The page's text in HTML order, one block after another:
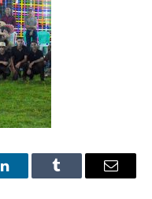
LinkedInTumblr Email